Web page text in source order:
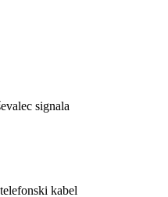
signala
kabel